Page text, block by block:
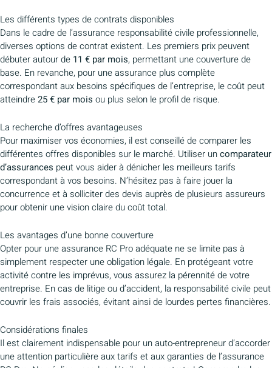
Les différents types de contrats disponibles
Dans le cadre de l’assurance responsabilité civile professionnelle,
diverses options de contrat existent. Les premiers prix peuvent
débuter autour de 11 € par mois, permettant une couverture de
base. En revanche, pour une assurance plus complète
correspondant aux besoins spécifiques de l’entreprise, le coût peut
atteindre25 € par mois ou plus selon le profil de risque.
La recherche d’offres avantageuses
Pour maximiser vos économies, il est conseillé de comparer les
différentes offres disponibles sur le marché. Utiliser uncomparateur
d’assurances peut vous aider à dénicher les meilleurs tarifs
correspondant à vos besoins. N’hésitez pas à faire jouer la
concurrence et à solliciter des devis auprès de plusieurs assureurs
pour obtenir une vision claire du coût total.
Les avantages d’une bonne couverture
Opter pour une assurance RC Pro adéquate ne se limite pas à
simplement respecter une obligation légale. En protégeant votre
activité contre les imprévus, vous assurez la pérennité de votre
entreprise. En cas de litige ou d’accident, la responsabilité civile peut
couvrir les frais associés, évitant ainsi de lourdes pertes financières.
Considérations finales
Il est clairement indispensable pour un auto-entrepreneur d’accorder
une attention particulière aux tarifs et aux garanties de l’assurance